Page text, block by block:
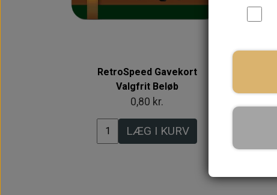
RetroSpeed Gavekort
Valgfrit Beløb
0,80 kr.
LÆG I KURV